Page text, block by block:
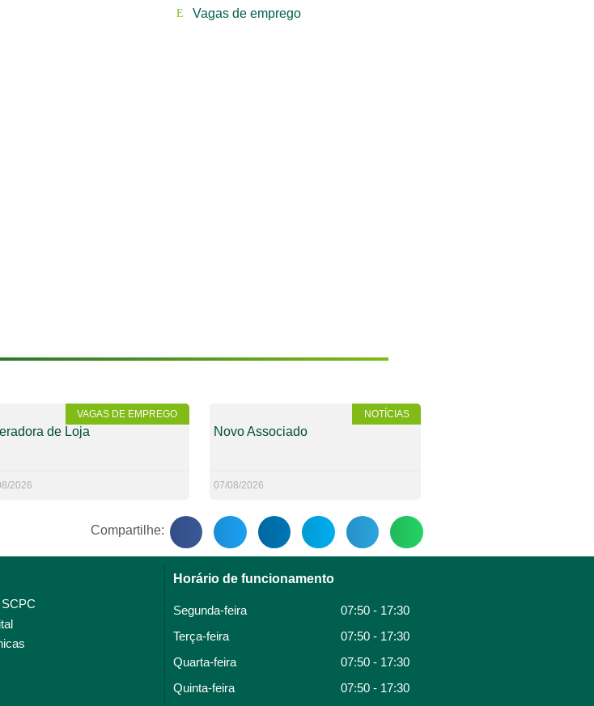
Vagas de emprego
VAGAS DE EMPREGO
de Loja
2026
NOTÍCIAS
Novo Associado
07/08/2026
Compartilhe:
Horário de funcionamento
Segunda-feira
07:50 - 17:30
Terça-feira
07:50 - 17:30
Quarta-feira
07:50 - 17:30
Quinta-feira
07:50 - 17:30